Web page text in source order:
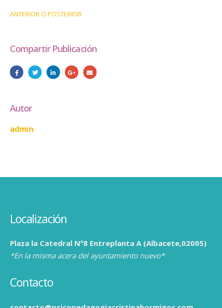
ANTERIOR O POSTERIOR
Compartir Publicación
Autor
admin
Localización
Plaza la Catedral Nº8 Entreplanta A (Albacete,02005)
*En la misma acera del ayuntamiento nuevo*
Contacto